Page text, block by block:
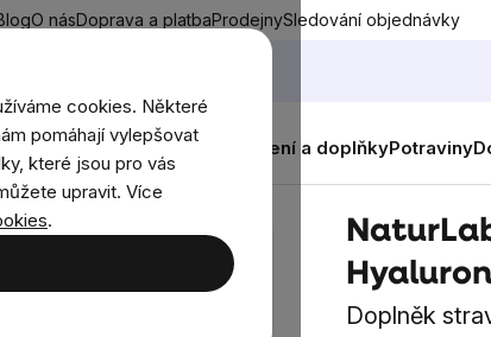
cookies. Některé
pomáhají vylepšovat
které jsou pro vás
upravit. Více
.
O násDoprava a platbaProdejnySledování objednávky
NovinkyMužiŽenyDěti Oblečení a doplňkyPotraviny
+ Vitamín C, 30 kapslí
Doplněk